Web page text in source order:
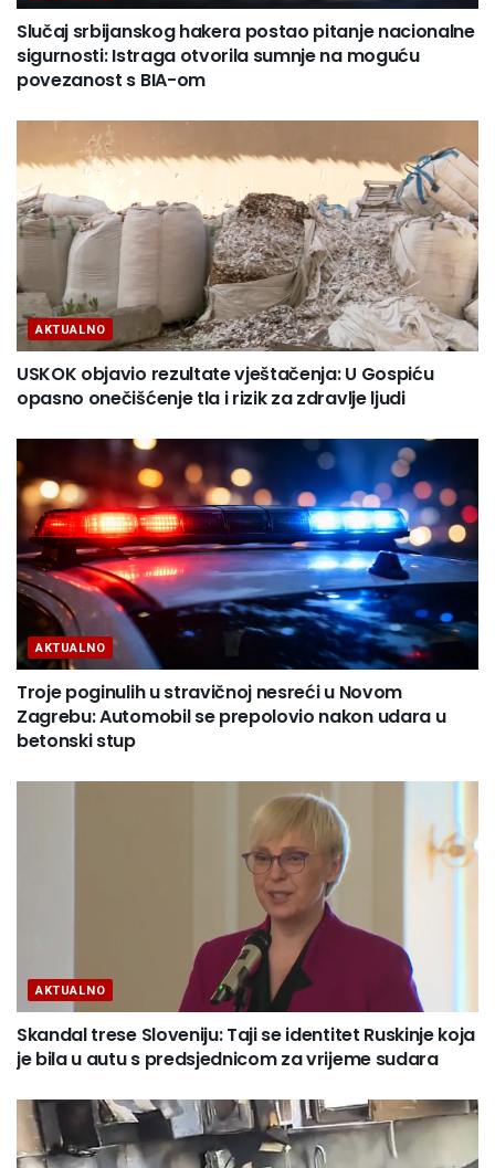
Slučaj srbijanskog hakera postao pitanje nacionalne
sigurnosti: Istraga otvorila sumnje na moguću
povezanost s BIA-om
AKTUALNO
USKOK objavio rezultate vještačenja: U Gospiću
opasno onečišćenje tla i rizik za zdravlje ljudi
AKTUALNO
Troje poginulih u stravičnoj nesreći u Novom
Zagrebu: Automobil se prepolovio nakon udara u
betonski stup
AKTUALNO
Skandal trese Sloveniju: Taji se identitet Ruskinje koja
je bila u autu s predsjednicom za vrijeme sudara